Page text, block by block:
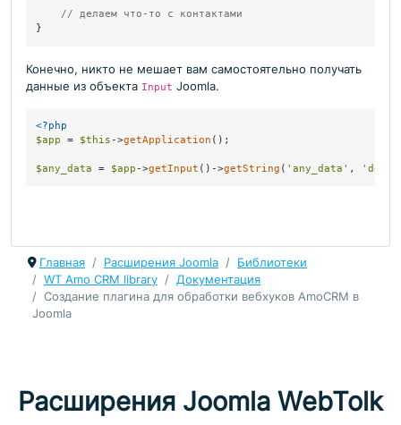
// делаем что-то с контактами
}
Конечно, никто не мешает вам самостоятельно получать
данные из объекта Input Joomla.
<?php
$app = $this ->getApplication ();
$any_data = $app ->getInput ()->getString ( 'any_data' ,
Главная Расширения Joomla
Библиотеки
WT Amo CRM library
Документация
Создание плагина для обработки вебхуков AmoCRM в
Joomla
Расширения Joomla WebTolk